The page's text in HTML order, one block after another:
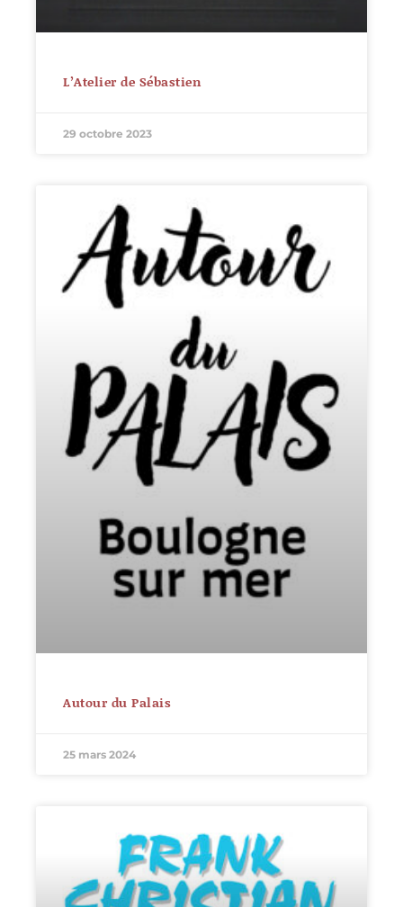
L’Atelier de Sébastien
29 octobre 2023
Autour du Palais
25 mars 2024